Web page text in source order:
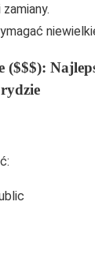
($$$):